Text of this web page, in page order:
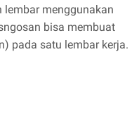
menggunakan
bisa membuat
pada satu lembar kerja.